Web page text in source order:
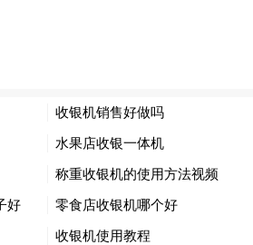
、勇敢、胆大心细等特点
，获得了观众的认可和喜
雨绮表示，希望未来有机
材作品。盛典现场，张雨
年龄的女演员，既要做颜